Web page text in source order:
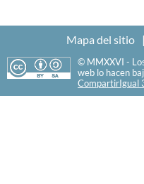
Mapa del sitio
© MMXXVI -
web lo hacen
CompartirIgual